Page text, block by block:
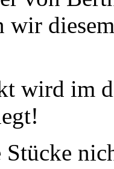
wir
wird im
Stücke